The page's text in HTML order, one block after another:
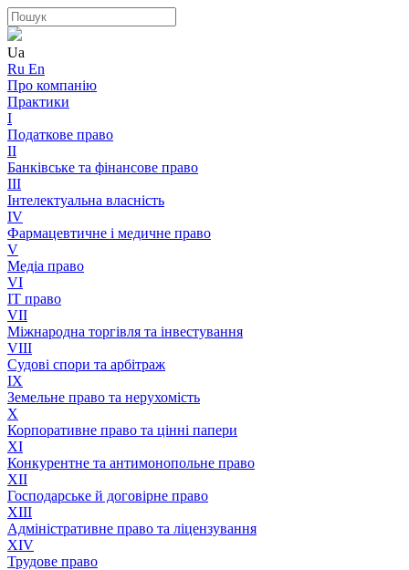
Ua
Ru En
Про компанію
Практики
I
Податкове право
II
Банківське та фінансове право
III
Інтелектуальна власність
IV
Фармацевтичне і медичне право
V
Медіа право
VI
IT право
VII
Міжнародна торгівля та інвестування
VIII
Судові спори та арбітраж
IX
Земельне право та нерухомість
X
Корпоративне право та цінні папери
XI
Конкурентне та антимонопольне право
XII
Господарське й договірне право
XIII
Адмiнiстративне право та лiцензування
XIV
Трудове право